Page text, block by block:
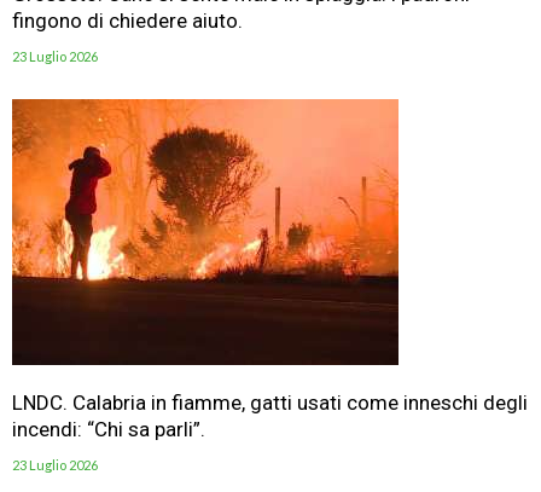
fingono di chiedere aiuto.
23 Luglio 2026
LNDC. Calabria in fiamme, gatti usati come inneschi degli
incendi: “Chi sa parli”.
23 Luglio 2026